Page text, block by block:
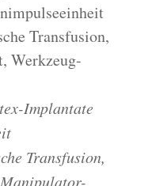
Transfusion,
Werkzeug-
Implantate
Transfusion,